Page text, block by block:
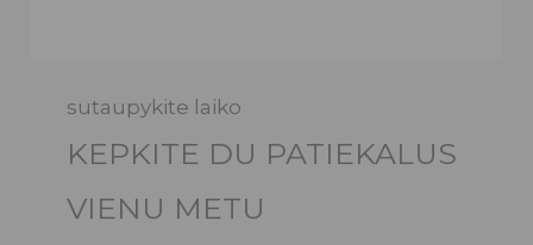
sutaupykite laiko
KEPKITE DU PATIEKALUS
VIENU METU